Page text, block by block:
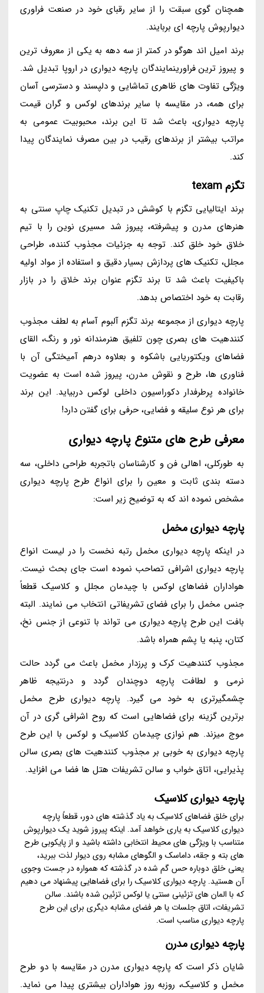
همچنان گوی سبقت را از سایر رقبای خود در صنعت فراوری
دیوارپوش پارچه ای بربایند.
برند امیل اند هوگو در کمتر از سه دهه به یکی از معروف ترین
و پیروز ترین فراورینمایندگان پارچه دیواری در اروپا تبدیل شد.
ویژگی تفاوت های ظاهری تماشایی و دلپسند و دسترسی آسان
برای همه، در مقایسه با سایر برندهای لوکس و گران قیمت
پارچه دیواری، باعث شد تا این برند، محبوبیت عمومی به
مراتب بیشتر از برندهای رقیب در بین مصرف نمایندگان پیدا
کند.
تگزم texam
برند ایتالیایی تگزم با کوشش در تبدیل تکنیک چاپ سنتی به
هنرهای مدرن و پیشرفته، پیروز شد مسیری نوین را با تیم
خلاق خود خلق کند. توجه به جزئیات مجذوب کننده، طراحی
مجلل، تکنیک های پردازش بسیار دقیق و استفاده از مواد اولیه
باکیفیت باعث شد تا برند تگزم عنوان برند خلاق را در بازار
رقابت به خود اختصاص بدهد.
پارچه دیواری از مجموعه برند تگزم آلبوم آسام به لطف مجذوب
کنندهیت های بصری چون تلفیق هنرمندانه نور و رنگ، القای
فضاهای ویکتوریایی باشکوه و بعلاوه درهم آمیختگی آن با
فناوری ها، طرح و نقوش مدرن، پیروز شده است به عضویت
خانواده پرطرفدار دکوراسیون داخلی لوکس دربیاید. این برند
برای هر نوع سلیقه و فضایی، حرفی برای گفتن دارد!
معرفی طرح های متنوع پارچه دیواری
به طورکلی، اهالی فن و کارشناسان باتجربه طراحی داخلی، سه
دسته بندی ثابت و معین را برای انواع طرح پارچه دیواری
مشخص نموده اند که به توضیح زیر است:
پارچه دیواری مخمل
در اینکه پارچه دیواری مخمل رتبه نخست را در لیست انواع
پارچه دیواری اشرافی تصاحب نموده است جای بحث نیست.
هواداران فضاهای لوکس با چیدمان مجلل و کلاسیک قطعاً
جنس مخمل را برای فضای تشریفاتی انتخاب می نمایند. البته
بافت این طرح پارچه دیواری می تواند با تنوعی از جنس نخ،
کتان، پنبه یا پشم همراه باشد.
مجذوب کنندهیت کرک و پرزدار مخمل باعث می گردد حالت
نرمی و لطافت پارچه دوچندان گردد و درنتیجه ظاهر
چشمگیرتری به خود می گیرد. پارچه دیواری طرح مخمل
برترین گزینه برای فضاهایی است که روح اشرافی گری در آن
موج میزند. هم نوازی چیدمان کلاسیک و لوکس با این طرح
پارچه دیواری به خوبی بر مجذوب کنندهیت های بصری سالن
پذیرایی، اتاق خواب و سالن تشریفات هتل ها فضا می افزاید.
پارچه دیواری کلاسیک
برای خلق فضاهای کلاسیک به یاد گذشته های دور، قطعاً پارچه
دیواری کلاسیک به یاری خواهد آمد. اینکه پیروز شوید یک دیوارپوش
متناسب با ویژگی های محیط انتخابی داشته باشید و از پایکوبی طرح
های بته و جقه، داماسک و الگوهای مشابه روی دیوار لذت ببرید،
یعنی خلق دوباره حس گم شده در گذشته که همواره در جست وجوی
آن هستید. پارچه دیواری کلاسیک را برای فضاهایی پیشنهاد می دهیم
که با المان های تزئینی سنتی یا لوکس تزئین شده باشند. سالن
تشریفات، اتاق جلسات یا هر فضای مشابه دیگری برای این طرح
پارچه دیواری مناسب است.
پارچه دیواری مدرن
شایان ذکر است که پارچه دیواری مدرن در مقایسه با دو طرح
مخمل و کلاسیک، روزبه روز هواداران بیشتری پیدا می نماید.